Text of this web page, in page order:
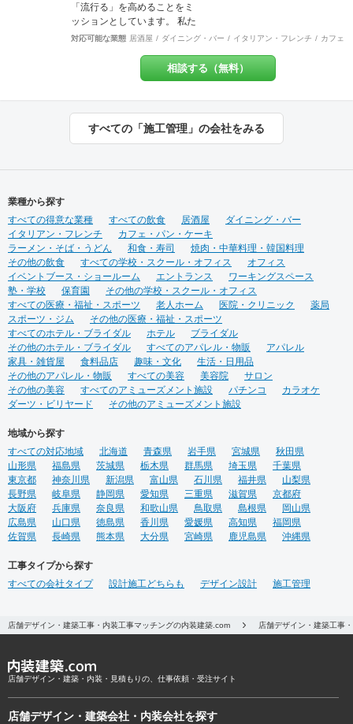
地域エリア 川崎地域
【 ？ 】 ＝
【 ！ 】 ご来店頂いた方々
び 意図に気づいた瞬間
「 ！ 」に変わってしま
る声に ちょっとした遊び心を
「流行る」を高めることをミ
ッションとしています。 私た
ちは​​お客様ごとにちがう“オモ
づくりの先に実現したいこ
と”を一緒に創り上げます。ま
績は900店以上。 グループ会
社で直営美容室を13店舗を運
ト・マーケティング調査 ③資
金調達サポート ④美容業界専
門のデザイン提案 ⑤自社施工
⑥ブランディングのための販
促ツール ⑦お客様により沿っ
たアフターフォロー まずはご
相談やお話だけでも構いませ
ん。 お気軽にお問合せくださ
いませ！
対応可能な業態 居酒屋 ダイニング・バー イタリアン・フレンチ カフェ
相談する（無料）
すべての「施工管理」の会社をみる
業種から探す
すべての得意な業種
すべての飲食 居酒屋
ダイニング・バー
イタリアン・フレンチ
カフェ・パン・ケーキ
ラーメン・そば・うどん
和食・寿司
焼肉・中華料理・韓国料理
その他の飲食
すべての学校・スクール・オフィス
オフィス
イベントブース・ショールーム
エントランス
ワーキングスペース
塾・学校
保育園
その他の学校・スクール・オフィス
すべての医療・福祉・スポーツ
老人ホーム 医院・クリニック
薬局
スポーツ・ジム
その他の医療・福祉・スポーツ
すべてのホテル・ブライダル
ホテル
ブライダル
その他のホテル・ブライダル
すべてのアパレル・物販
アパレル
家具・雑貨屋
食料品店 趣味・文化
生活・日用品
その他のアパレル・物販
すべての美容 美容院
サロン
その他の美容
すべてのアミューズメント施設 パチンコ
カラオケ
ダーツ・ビリヤード
その他のアミューズメント施設
地域から探す
すべての対応地域
北海道 青森県 岩手県 宮城県
秋田県
山形県
福島県 茨城県 栃木県 群馬県 埼玉県
千葉県
東京都
神奈川県 新潟県 富山県 石川県 福井県
山梨県
長野県
岐阜県 静岡県 愛知県 三重県 滋賀県
京都府
大阪府
兵庫県 奈良県 和歌山県 鳥取県 島根県
岡山県
広島県
山口県 徳島県 香川県 愛媛県 高知県
福岡県
佐賀県
長崎県 熊本県 大分県 宮崎県 鹿児島県 沖縄県
工事タイプから探す
すべての会社タイプ
設計施工どちらも デザイン設計 施工管理
店舗デザイン・建築工事・内装工事マッチングの内装建築.com 店舗デザイン・建築工事
店舗デザイン・建築・内装・見積もりの、仕事依頼・受注サイト
店舗デザイン・建築会社・内装会社を探す